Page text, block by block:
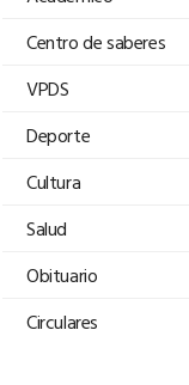
Centro de saberes
VPDS
Deporte
Cultura
Salud
Obituario
Circulares